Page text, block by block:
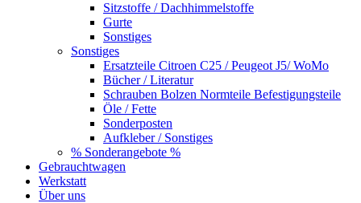
Sitzstoffe / Dachhimmelstoffe
Gurte
Sonstiges
Sonstiges
Ersatzteile Citroen C25 / Peugeot J5/ WoMo
Bücher / Literatur
Schrauben Bolzen Normteile Befestigungsteile
Öle / Fette
Sonderposten
Aufkleber / Sonstiges
% Sonderangebote %
Gebrauchtwagen
Werkstatt
Über uns